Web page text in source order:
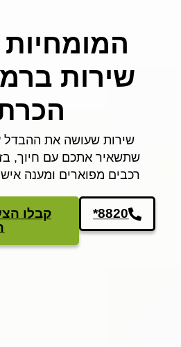
שירות
שירות שעושה את ההבדל
שתשאיר אתכם עם חיוך,
רכבים מפוארים ומענה
*8820
קבלו